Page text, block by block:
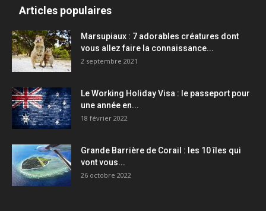
Articles populaires
Marsupiaux : 7 adorables créatures dont
vous allez faire la connaissance...
2 septembre 2021
Le Working Holiday Visa : le passeport pour
une année en...
18 février 2022
Grande Barrière de Corail : les 10 îles qui
vont vous...
26 octobre 2022